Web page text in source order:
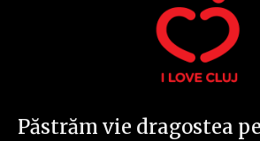
Păstrăm vie dragostea